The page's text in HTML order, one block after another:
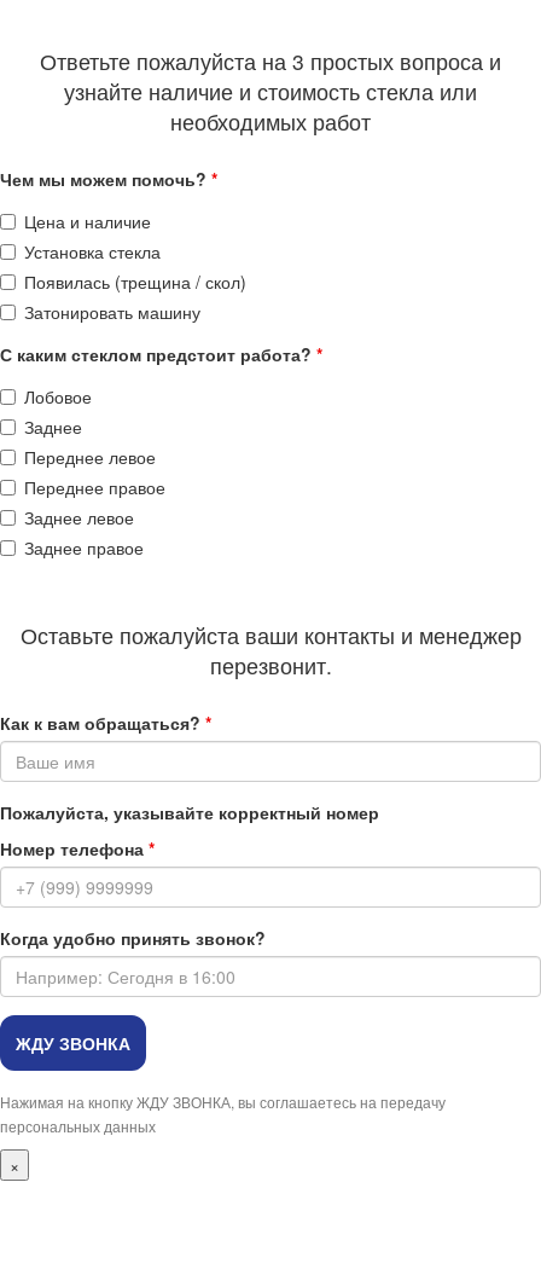
Ответьте пожалуйста на 3 простых вопроса и
узнайте наличие и стоимость стекла или
необходимых работ
Чем мы можем помочь? *
Цена и наличие
Установка стекла
Появилась (трещина / скол)
Затонировать машину
С каким стеклом предстоит работа? *
Лобовое
Заднее
Переднее левое
Переднее правое
Заднее левое
Заднее правое
Оставьте пожалуйста ваши контакты и менеджер
перезвонит.
Как к вам обращаться? *
Пожалуйста, указывайте корректный номер
Номер телефона *
Когда удобно принять звонок?
Нажимая на кнопку ЖДУ ЗВОНКА, вы соглашаетесь на передачу
персональных данных
×